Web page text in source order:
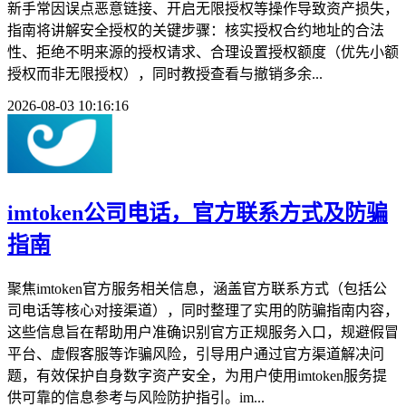
新手常因误点恶意链接、开启无限授权等操作导致资产损失，
指南将讲解安全授权的关键步骤：核实授权合约地址的合法
性、拒绝不明来源的授权请求、合理设置授权额度（优先小额
授权而非无限授权），同时教授查看与撤销多余...
2026-08-03 10:16:16
imtoken公司电话，官方联系方式及防骗
指南
聚焦imtoken官方服务相关信息，涵盖官方联系方式（包括公
司电话等核心对接渠道），同时整理了实用的防骗指南内容，
这些信息旨在帮助用户准确识别官方正规服务入口，规避假冒
平台、虚假客服等诈骗风险，引导用户通过官方渠道解决问
题，有效保护自身数字资产安全，为用户使用imtoken服务提
供可靠的信息参考与风险防护指引。im...